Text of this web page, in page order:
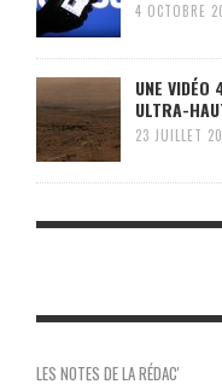
4 OCTOBRE
UNE VIDÉO
ULTRA-
23 JUILLET
LES NOTES DE LA RÉDAC'